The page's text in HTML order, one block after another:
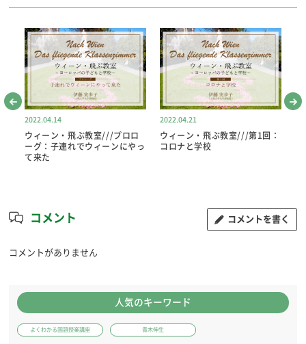
2022.04.14
ウィーン・飛ぶ教室///プロロ
ーグ：子連れでウィーンにやっ
て来た
2022.04.21
ウィーン・飛ぶ教室///第1回：
コロナと学校
コメント コメントを書く
コメントがありません
人気のキーワード
よくわかる国語授業講座 青木伸生